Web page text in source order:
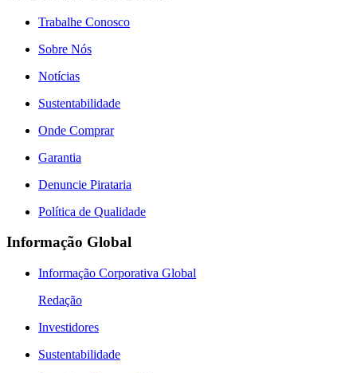
Trabalhe Conosco
Sobre Nós
Notícias
Sustentabilidade
Onde Comprar
Garantia
Denuncie Pirataria
Política de Qualidade
Informação Global
Informação Corporativa Global
Redação
Investidores
Sustentabilidade